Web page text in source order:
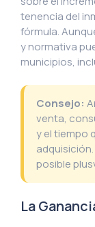
tenencia del
fórmula.
y normativa
municipios,
Consejo:
venta,
y el tiempo
posible
La